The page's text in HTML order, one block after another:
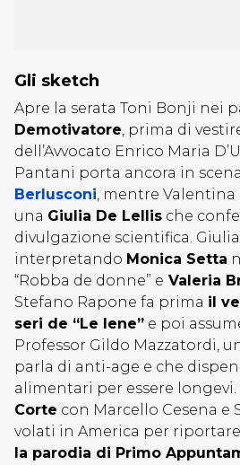
Gli sketch
Apre la serata Toni Bonji nei
Demotivatore, prima di
dell’Avvocato Enrico Maria
Pantani porta ancora in scena
Berlusconi, mentre
una Giulia De Lellis che
divulgazione scientifica.
interpretando Monica Setta
“Robba de donne” e Valeria
Stefano Rapone fa prima il
seri de “Le Iene” e poi
Professor Gildo Mazzatordi,
parla di anti-age e che
alimentari per essere longevi.
Corte con Marcello Cesena e
volati in America per riportare
la parodia di Primo